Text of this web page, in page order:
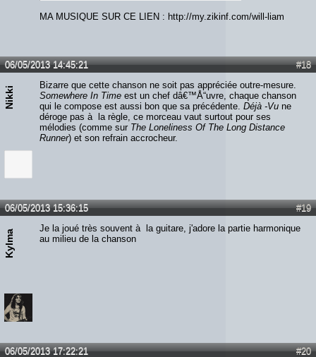
MA MUSIQUE SUR CE LIEN : http://my.zikinf.com/will-liam
#18
06/05/2013 14:45:21
Nikki
Bizarre que cette chanson ne soit pas appréciée outre-mesure.
Somewhere In Time est un chef dâ€™Å“uvre, chaque chanson
qui le compose est aussi bon que sa précédente. Déjà -Vu ne
déroge pas à la règle, ce morceau vaut surtout pour ses
mélodies (comme sur The Loneliness Of The Long Distance
Runner) et son refrain accrocheur.
#19
06/05/2013 15:36:15
Kylma
Je la joué très souvent à la guitare, j'adore la partie harmonique
au milieu de la chanson
#20
06/05/2013 17:22:21